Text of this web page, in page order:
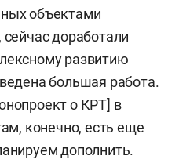
объектами
сейчас доработали
развитию
большая работа.
о КРТ] в
конечно, есть еще
дополнить.